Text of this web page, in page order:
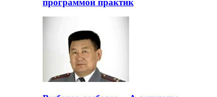
программой практик